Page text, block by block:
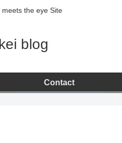
the eye Site
blog
Contact